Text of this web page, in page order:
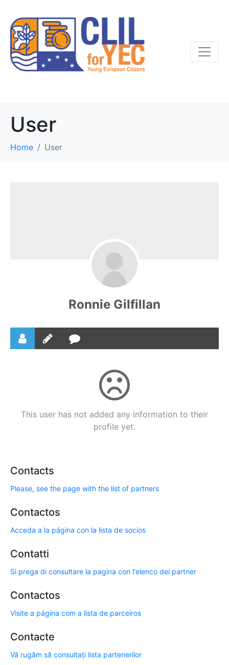
User
Home User
Ronnie Gilfillan
This user has not added any information to their
profile yet.
Contacts
Please, see the page with the list of partners
Contactos
Acceda a la página con la lista de socios
Contatti
Si prega di consultare la pagina con l'elenco dei partner
Contactos
Visite a página com a lista de parceiros
Contacte
Vă rugăm să consultați lista partenerilor